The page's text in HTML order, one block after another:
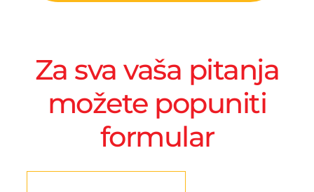
Za sva vaša pitanja
možete popuniti
formular